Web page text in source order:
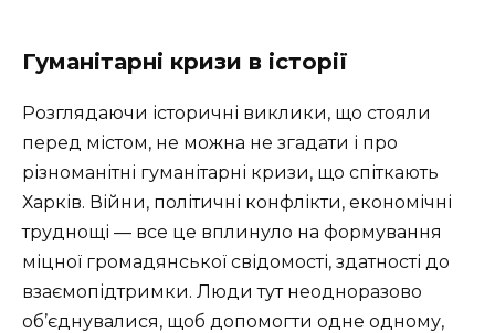
Гуманітарні кризи в історії
Розглядаючи історичні виклики, що стояли
перед містом, не можна не згадати і про
різноманітні гуманітарні кризи, що спіткають
Харків. Війни, політичні конфлікти, економічні
труднощі — все це вплинуло на формування
міцної громадянської свідомості, здатності до
взаємопідтримки. Люди тут неодноразово
об’єднувалися, щоб допомогти одне одному,